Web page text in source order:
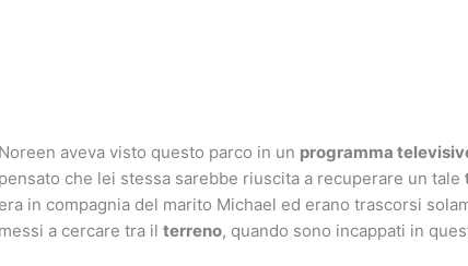
Noreen aveva visto questo parco in un programma
pensato che lei stessa sarebbe riuscita a recuperare un tale
era in compagnia del marito Michael ed erano trascorsi
messi a cercare tra il terreno, quando sono incappati in